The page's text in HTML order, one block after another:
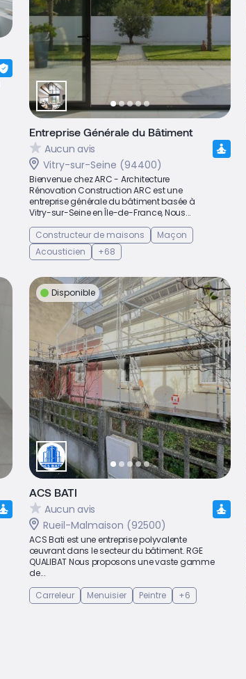
Entreprise Générale du Bâtiment
Aucun avis
Vitry-sur-Seine (94400)
Bienvenue chez ARC - Architecture
Rénovation Construction ARC est une
entreprise générale du bâtiment basée à
Vitry-sur-Seine en Île-de-France, Nous...
Constructeur de maisons
Maçon
Acousticien
+68
Disponible
ACS BATI
Aucun avis
Rueil-Malmaison (92500)
ACS Bati est une entreprise polyvalente
œuvrant dans le secteur du bâtiment. RGE
QUALIBAT Nous proposons une vaste gamme
de...
Carreleur
Menuisier Peintre +6